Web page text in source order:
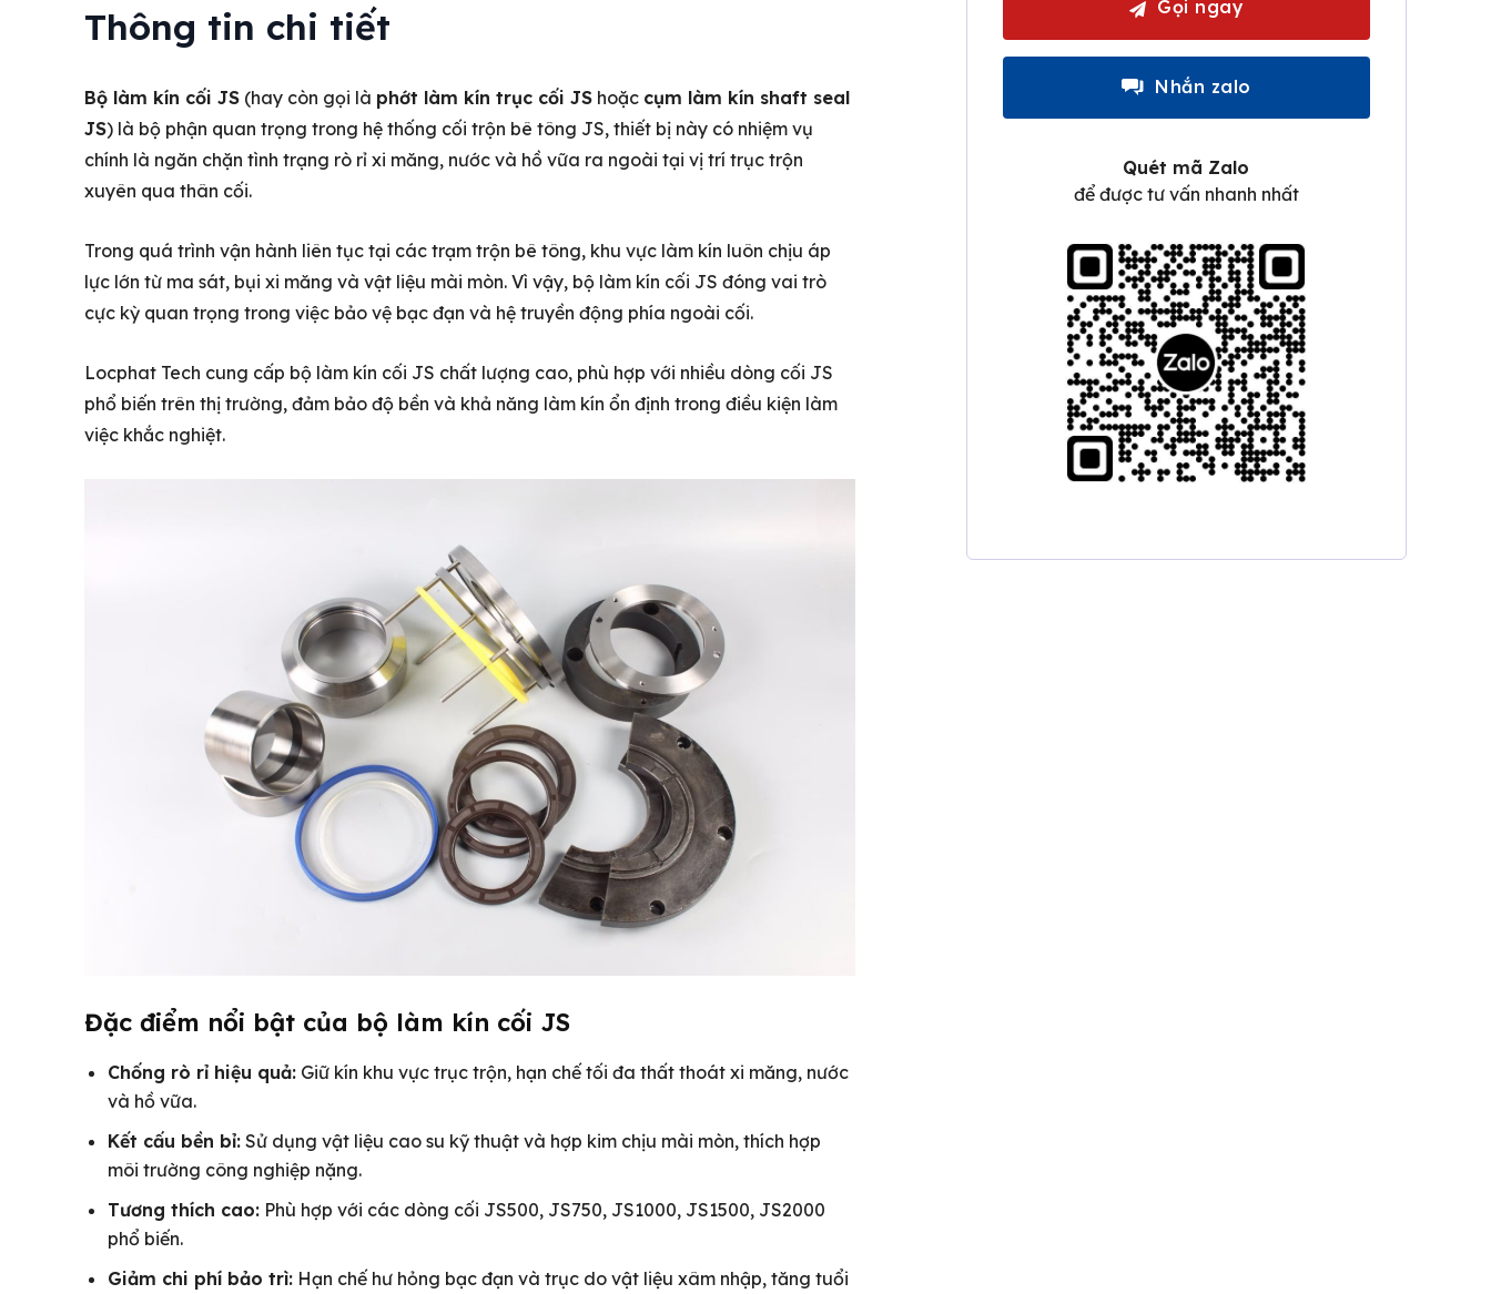
Thông tin chi tiết
Bộ làm kín cối JS (hay còn gọi là phớt làm kín trục cối JS hoặc cụm làm kín shaft seal
JS) là bộ phận quan trọng trong hệ thống cối trộn bê tông JS, thiết bị này có nhiệm vụ
chính là ngăn chặn tình trạng rò rỉ xi măng, nước và hồ vữa ra ngoài tại vị trí trục trộn
xuyên qua thân cối.
Trong quá trình vận hành liên tục tại các trạm trộn bê tông, khu vực làm kín luôn chịu áp
lực lớn từ ma sát, bụi xi măng và vật liệu mài mòn. Vì vậy, bộ làm kín cối JS đóng vai trò
cực kỳ quan trọng trong việc bảo vệ bạc đạn và hệ truyền động phía ngoài cối.
Locphat Tech cung cấp bộ làm kín cối JS chất lượng cao, phù hợp với nhiều dòng cối JS
phổ biến trên thị trường, đảm bảo độ bền và khả năng làm kín ổn định trong điều kiện làm
việc khắc nghiệt.
Đặc điểm nổi bật của bộ làm kín cối JS
Chống rò rỉ hiệu quả: Giữ kín khu vực trục trộn, hạn chế tối đa thất thoát xi măng, nước
và hồ vữa.
Kết cấu bền bỉ: Sử dụng vật liệu cao su kỹ thuật và hợp kim chịu mài mòn, thích hợp
môi trường công nghiệp nặng.
Tương thích cao: Phù hợp với các dòng cối JS500, JS750, JS1000, JS1500, JS2000
phổ biến.
Giảm chi phí bảo trì: Hạn chế hư hỏng bạc đạn và trục do vật liệu xâm nhập, tăng tuổi
Gọi ngay
Nhắn zalo
Quét mã Zalo
để được tư vấn nhanh nhất